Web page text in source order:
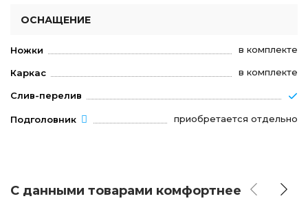
ОСНАЩЕНИЕ
Ножки в комплекте
Каркас в комплекте
Слив-перелив
Подголовник приобретается отдельно
С данными товарами комфортнее